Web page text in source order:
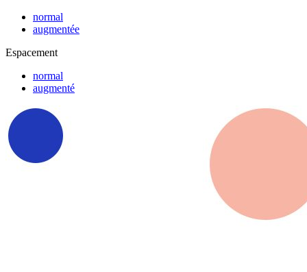
normal
augmentée
Espacement
normal
augmenté